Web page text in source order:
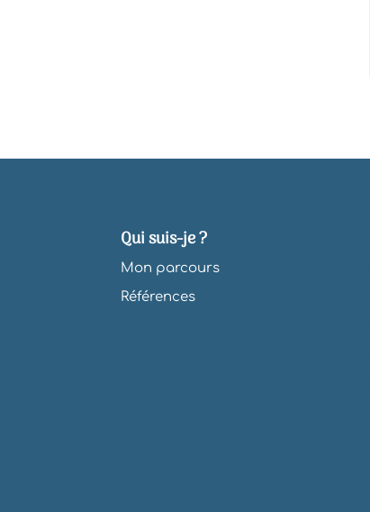
Qui suis-je ?
Mon parcours
Références